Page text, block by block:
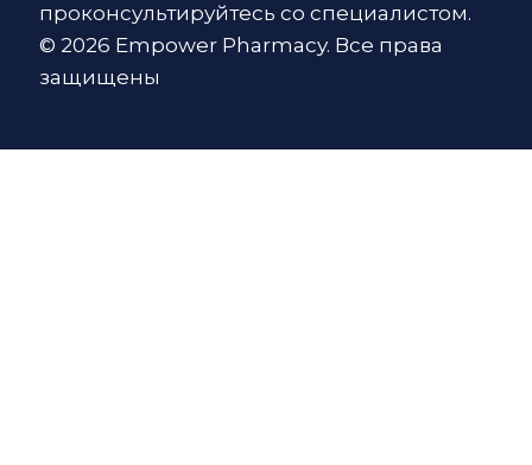
проконсультируйтесь со специалистом.
© 2026 Empower Pharmacy. Все права
защищены